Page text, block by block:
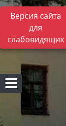
Версия сайта
для
слабовидящих